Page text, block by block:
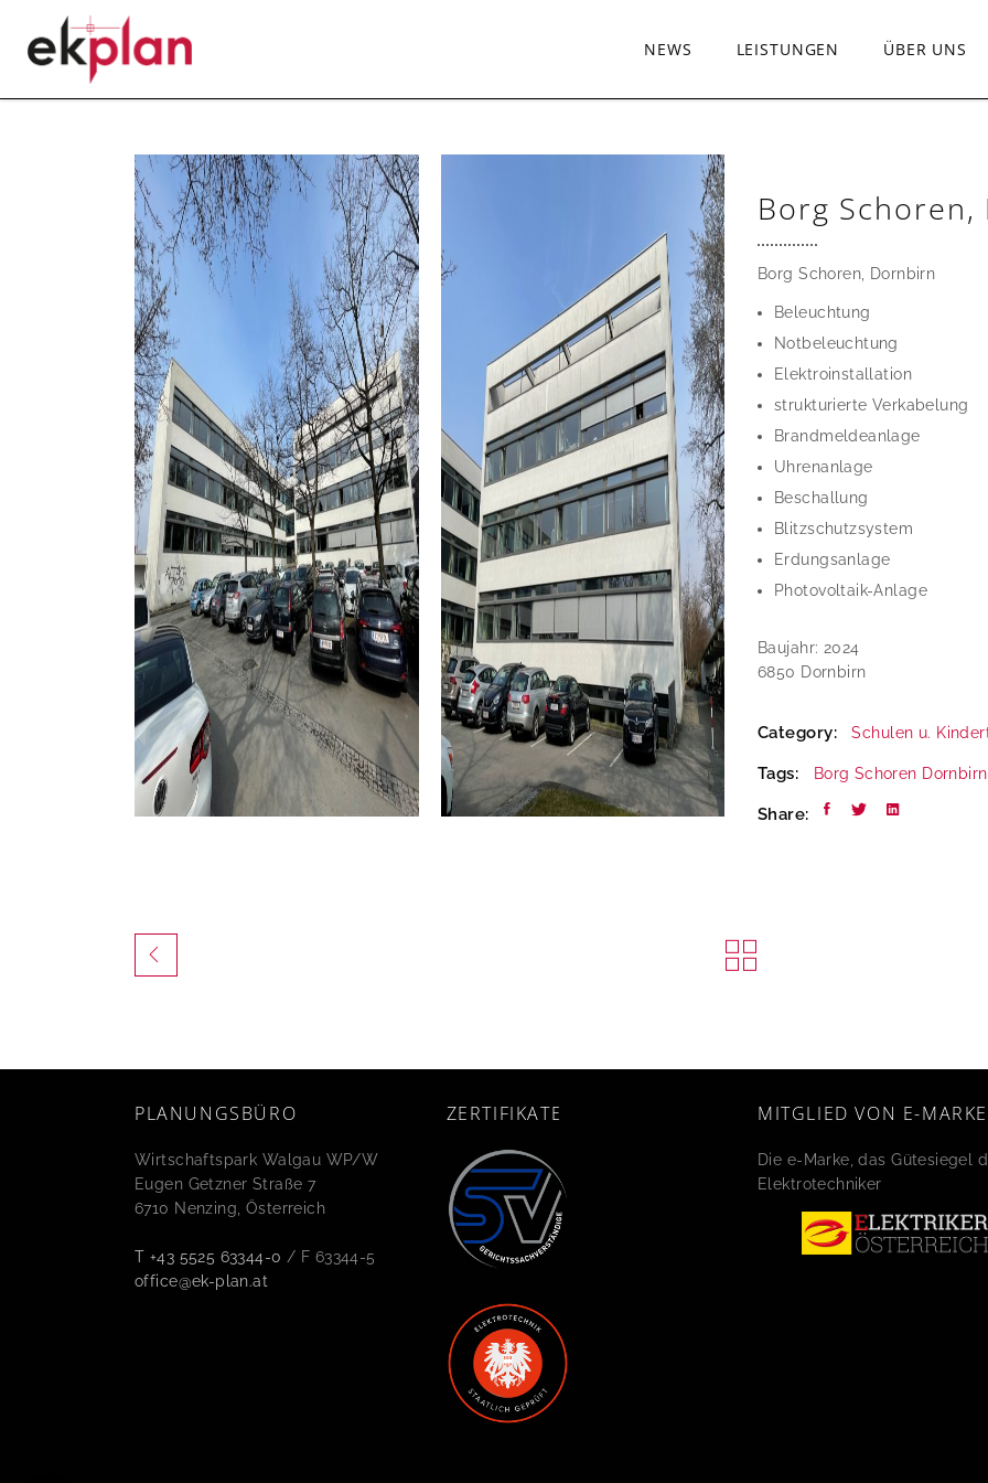
NEWS LEISTUNGEN ÜBER UNS
Borg
Borg Schoren, Dornbirn
Beleuchtung
Notbeleuchtung
Elektroinstallation
strukturierte Verkabelung
Brandmeldeanlage
Uhrenanlage
Beschallung
Blitzschutzsystem
Erdungsanlage
Photovoltaik-Anlage
Baujahr: 2024
6850 Dornbirn
Category: Schulen u.
Tags: Borg Schoren Dornbirn
Share:
PLANUNGSBÜRO
Wirtschaftspark Walgau WP/W
Eugen Getzner Straße 7
6710 Nenzing, Österreich
T +43 5525 63344-0 / F 63344-5
office@ek-plan.at
ZERTIFIKATE MITGLIED VON E-MARKE
Die e-Marke, das Gütesiegel
Elektrotechniker